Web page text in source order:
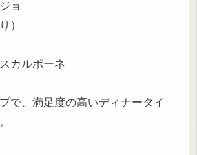
ョ
）
カルポーネ
で、満足度の高いディナータイ